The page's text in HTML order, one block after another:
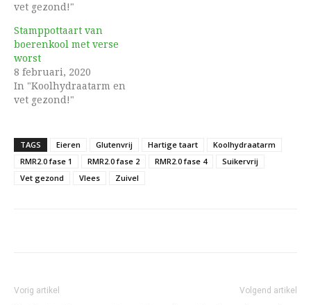
vet gezond!"
Stamppottaart van
boerenkool met verse
worst
8 februari, 2020
In "Koolhydraatarm en
vet gezond!"
TAGS Eieren Glutenvrij Hartige taart
Koolhydraatarm
RMR2.0 fase 1
RMR2.0 fase 2 RMR2.0 fase 4
Suikervrij
Vet gezond
Vlees Zuivel
Vorig artikel Volgend artikel